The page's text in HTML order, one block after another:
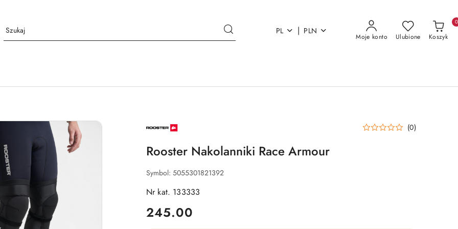
PL | PLN
Moje konto Ulubione Koszyk
0
NAZWA
PRODUCENTA: (0)
Rooster Nakolanniki Race Armour
Symbol: 5055301821392
Nr kat. 133333
cena:
245.00